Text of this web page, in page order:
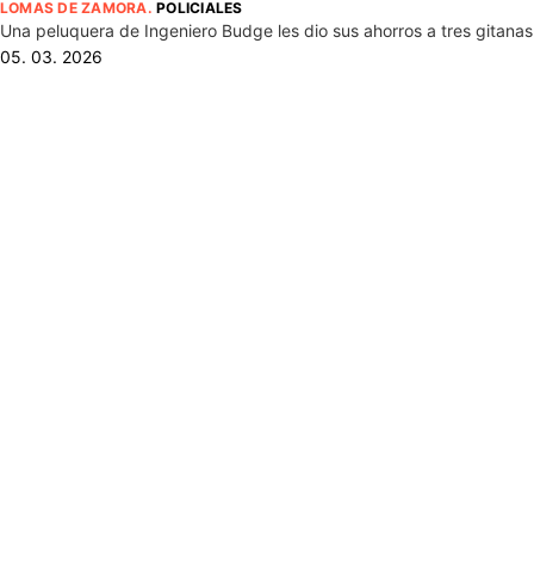
LOMAS DE ZAMORA.POLICIALES
Una peluquera de Ingeniero Budge les dio sus ahorros a tres
05. 03. 2026